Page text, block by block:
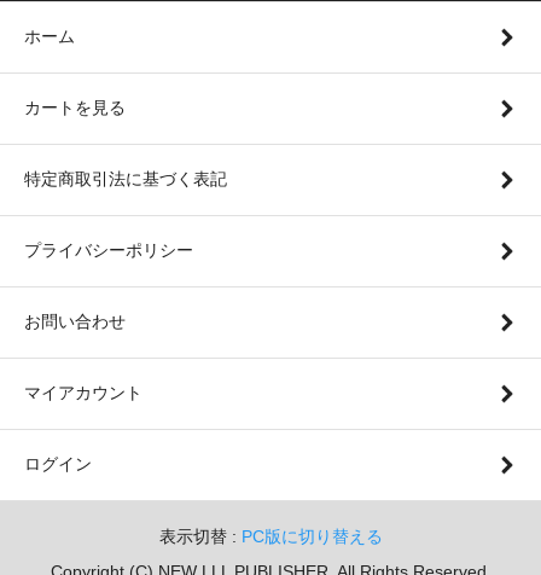
ホーム
カートを見る
特定商取引法に基づく表記
プライバシーポリシー
お問い合わせ
マイアカウント
ログイン
表示切替 : PC版に切り替える
Copyright (C) NEW LLL PUBLISHER. All Rights Reserved.